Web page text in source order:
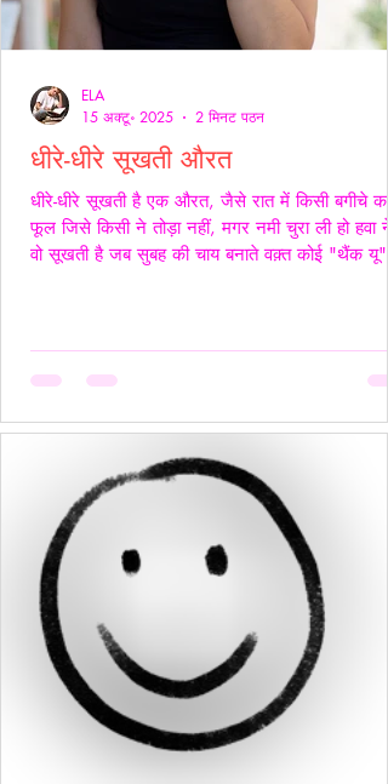
धीरे-धीरे सूखती औरत
धीरे-धीरे सूखती है एक औरत, जैसे रात में किसी बगीचे का
फूल जिसे किसी ने तोड़ा नहीं, मगर नमी चुरा ली हो हवा
वो सूखती है जब सुबह की चाय बनाते वक़्त कोई "थैंक यू"
सूखती है जब उसकी पसंदें "गृहस्थी के तवे" में जल कर
ELA
15 अक्टू॰ 2025
2 मिनट पठन